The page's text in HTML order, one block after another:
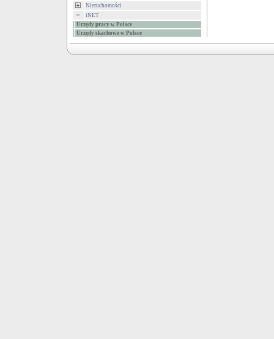
Nieruchomości
iNET
Urzędy pracy w Polsce
Urzędy skarbowe w Polsce